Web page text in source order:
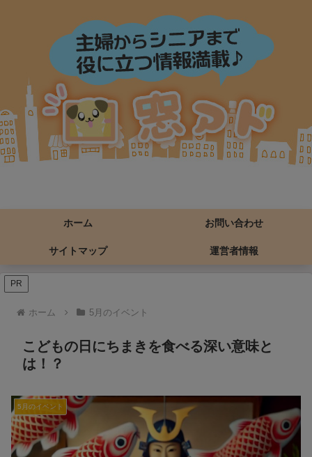
ホーム お問い合わせ
サイトマップ 運営者情報
PR
ホーム 5月のイベント
こどもの日にちまきを食べる深い意味と
は！？
5月のイベント